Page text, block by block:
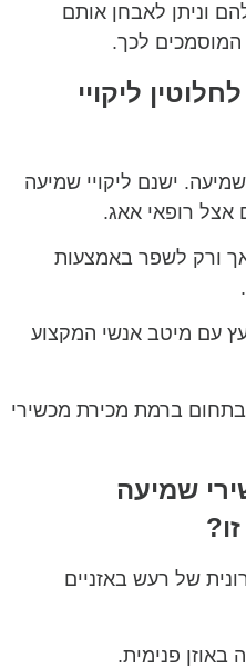
וניתן לאבחן אותם
המוסמכים לכך.
ליקויי
ישנם ליקויי שמיעה
אצל רופאי אאג.
ורק לשפר באמצעות
עם מיטב אנשי המקצוע
ברמת מכירת מכשירי
שמיעה
של רעש באזניים
באוזן פנימית.